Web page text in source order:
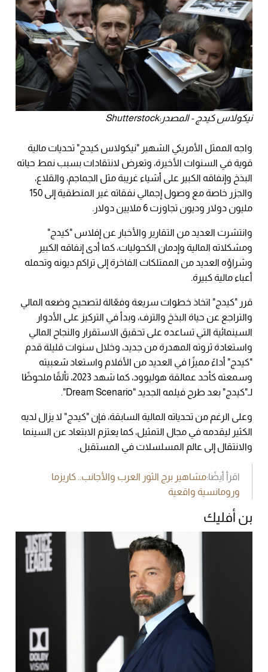
نيكولاس كيدج - المصدر:Shutterstock
واجه الممثل الأمريكي الشهير "نيكولاس كيدج" تحديات مالية
قوية في السنوات الأخيرة، وتعرض لانتقادات بسبب نمط حياته
البذخ وإنفاقه الكبير على أشياء غريبة مثل الجماجم، والقلاع،
والجزر خاصة مع وصول إجمالي نفقاته غير المنطقية إلى 150
مليون دولار وديون تجاوزت 6 ملايين دولار.
وانتشرت العديد من التقارير والأخبار عن إفلاس "كيدج"
ومشكلاته المالية وإدمان الكحوليات، كما أدى إنفاقه الكبير
وشراؤه العديد من الممتلكات الفاخرة إلى تراكم ديونه وتحمله
أعباء مالية كبيرة.
قرر "كيدج" اتخاذ خطوات سريعة وفعّالة لتصحيح وضعه المالي
والتراجع عن حياة البذخ والترف، وبدأ في التركيز على الأدوار
السينمائية التي تساعده على تحقيق الاستقرار والنجاح المالي
واستعادة ثروته المهدرة من جديد، وخلال سنوات قليلة قدم
"كيدج" أداءً مميزًا في العديد من الأفلام واستعاد شعبيته
وسمعته كأحد عمالقة هوليوود، كما شهد 2023، تألقًا ملحوظًا
لـ"كيدج" بعد طرح فيلمه الجديد "Dream Scenario".
وعلى الرغم من تحدياته المالية السابقة، فإن "كيدج" لا يزال لديه
الكثير ليقدمه في مجال التمثيل، كما يعتزم الابتعاد عن السينما
والانتقال إلى عالم المسلسلات في المستقبل.
اقرأ أيضًا:مشاهير برج الثور العرب والأجانب.. كاريزما
ورومانسية واقعية
بن أفليك